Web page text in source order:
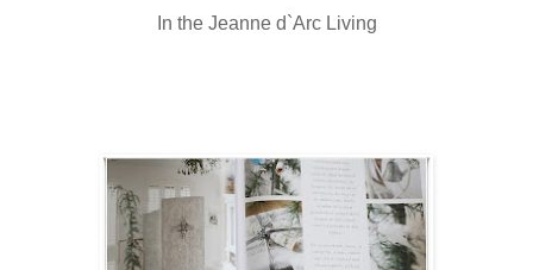
In the Jeanne d`Arc Living